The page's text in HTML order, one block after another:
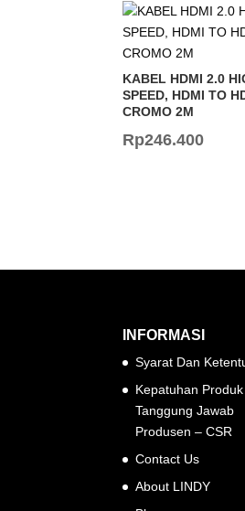
KABEL HDMI 2.0
SPEED, HDMI TO
CROMO 2M
Rp246.400
INFORMASI
Syarat Dan
Kepatuhan
Tanggung Jawab
Produsen – CSR
Contact Us
About LINDY